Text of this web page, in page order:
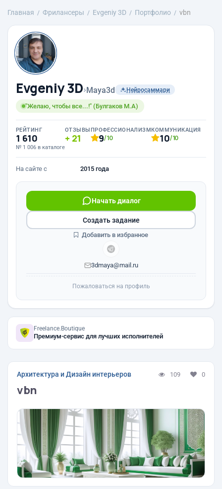
Главная Фрилансеры Evgeniy 3D Портфолио vbn
Evgeniy 3D›Maya3d Нейросаммари
"Желаю, чтобы все...!" (Булгаков М.А)
РЕЙТИНГ
1 610
№ 1 006 в каталоге
ОТЗЫВЫ
21
ПРОФЕССИОНАЛИЗМ
9/10
КОММУНИКАЦИЯ
10/10
На сайте с 2015 года
Начать диалог
3dmaya@mail.ru
Создать задание
Добавить в избранное
Пожаловаться на профиль
Freelance.Boutique
Премиум-сервис для лучших исполнителей
Архитектура и Дизайн интерьеров 109 0
vbn